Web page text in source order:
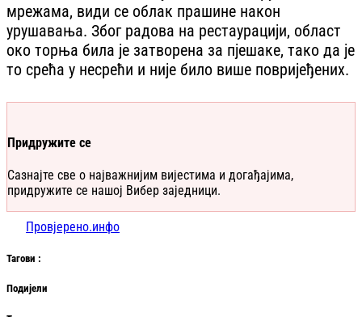
мрежама, види се облак прашине након
урушавања. Због радова на рестаурацији, област
око торња била је затворена за пјешаке, тако да је
то срећа у несрећи и није било више повријеђених.
Придружите се
Сазнајте све о најважнијим вијестима и догађајима,
придружите се нашој Вибер заједници.
Провјерено.инфо
Тагови :
Подијели